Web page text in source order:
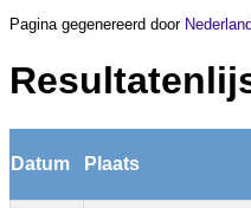
Pagina gegenereerd door
Datum Plaats